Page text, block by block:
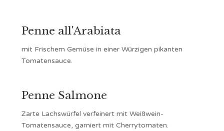
Penne all'Arabiata
mit Frischem Gemüse in einer Würzigen pikanten
Tomatensauce.
Penne Salmone
Zarte Lachswürfel verfeinert mit Weißwein-
Tomatensauce, garniert mit Cherrytomaten.